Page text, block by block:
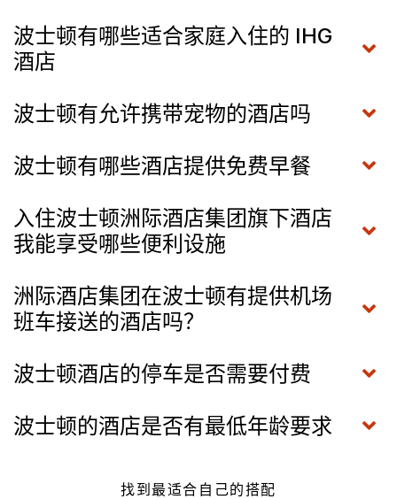
波士顿有哪些适合家庭入住的 IHG
酒店
波士顿有允许携带宠物的酒店吗
波士顿有哪些酒店提供免费早餐
入住波士顿洲际酒店集团旗下酒店
我能享受哪些便利设施
洲际酒店集团在波士顿有提供机场
班车接送的酒店吗？
波士顿酒店的停车是否需要付费
波士顿的酒店是否有最低年龄要求
找到最适合自己的搭配